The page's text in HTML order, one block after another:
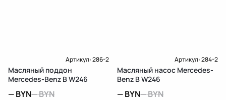
Артикул:286-2
Масляный поддон
Mercedes-Benz B W246
—BYN—BYN
Артикул:284-2
Масляный насос Mercedes-
Benz B W246
—BYN—BYN